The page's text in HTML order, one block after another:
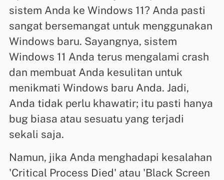
sistem Anda ke Windows 11? Anda pasti
sangat bersemangat untuk menggunakan
Windows baru. Sayangnya, sistem
Windows 11 Anda terus mengalami crash
dan membuat Anda kesulitan untuk
menikmati Windows baru Anda. Jadi,
Anda tidak perlu khawatir; itu pasti hanya
bug biasa atau sesuatu yang terjadi
sekali saja.
Namun, jika Anda menghadapi kesalahan
'Critical Process Died' atau 'Black Screen